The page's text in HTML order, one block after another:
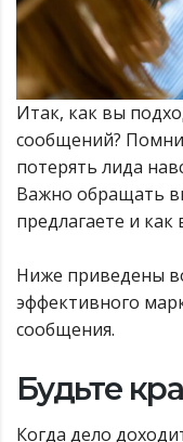
Итак, как вы
сообщений?
потерять лида
Важно обращать
предлагаете и
Ниже приведены
эффективного
сообщения.
Будьте
Когда дело